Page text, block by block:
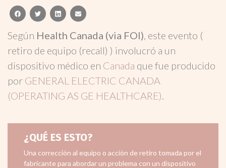
facebooktwitterlinkedinemail
Según Health Canada (via FOI), este evento (
retiro de equipo (recall) ) involucró a un
dispositivo médico en Canada que fue producido
por GENERAL ELECTRIC CANADA
(OPERATING AS GE HEALTHCARE).
¿QUÉ ES ESTO?
Una corrección al equipo o acción de retiro tomada por el
fabricante para abordar un problema con un dispositivo